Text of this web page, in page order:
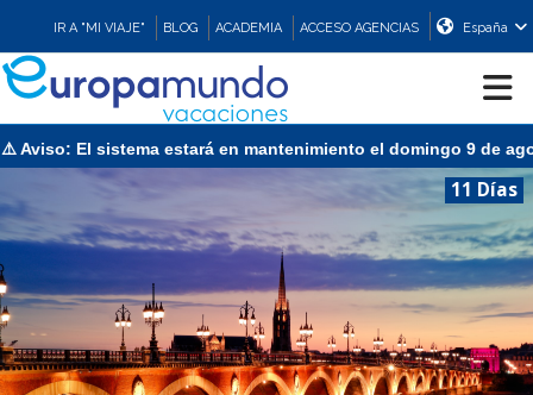
IR A "MI VIAJE" BLOG ACADEMIA ACCESO AGENCIAS España
CRUCEROS
EUROPA
ASIA
ORIENTE
El sistema estará en mantenimiento el domingo 9 de agosto
11 Días